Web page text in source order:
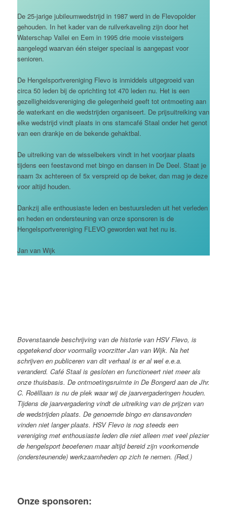
De 25-jarige jubileumwedstrijd in 1987 werd in de Flevopolder
gehouden. In het kader van de ruilverkaveling zijn door het
Waterschap Vallei en Eem in 1995 drie mooie vissteigers
aangelegd waarvan één steiger speciaal is aangepast voor
senioren.
De Hengelsportvereniging Flevo is inmiddels uitgegroeid van
circa 50 leden bij de oprichting tot 470 leden nu. Het is een
gezelligheidsvereniging die gelegenheid geeft tot ontmoeting aan
de waterkant en die wedstrijden organiseert. De prijsuitreiking van
elke wedstrijd vindt plaats in ons stamcafé Staal onder het genot
van een drankje en de bekende gehaktbal.
De uitreiking van de wisselbekers vindt in het voorjaar plaats
tijdens een feestavond met bingo en dansen in De Deel. Staat je
naam 3x achtereen of 5x verspreid op de beker, dan mag je deze
voor altijd houden.
Dankzij alle enthousiaste leden en bestuursleden uit het verleden
en heden en ondersteuning van onze sponsoren is de
Hengelsportvereniging FLEVO geworden wat het nu is.
Jan van Wijk
Bovenstaande beschrijving van de historie van HSV Flevo, is
opgetekend door voormalig voorzitter Jan van Wijk. Na het
schrijven en publiceren van dit verhaal is er al wel e.e.a.
veranderd. Café Staal is gesloten en functioneert niet meer als
onze thuisbasis. De ontmoetingsruimte in De Bongerd aan de Jhr.
C. Roëlllaan is nu de plek waar wij de jaarvergaderingen houden.
Tijdens de jaarvergadering vindt de uitreiking van de prijzen van
de wedstrijden plaats. De genoemde bingo en dansavonden
vinden niet langer plaats. HSV Flevo is nog steeds een
vereniging met enthousiaste leden die niet alleen met veel plezier
de hengelsport beoefenen maar altijd bereid zijn voorkomende
(ondersteunende) werkzaamheden op zich te nemen. (Red.)
Onze sponsoren: